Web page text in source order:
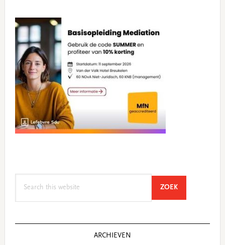
ZOEKSEARCH
ARCHIEVEN